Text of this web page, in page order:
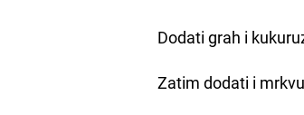
Dodati grah i
Zatim dodati i